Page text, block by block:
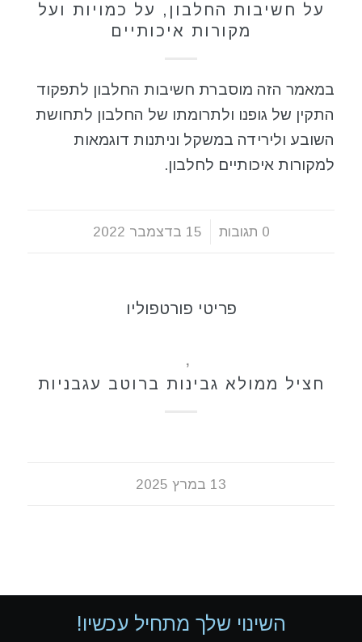
על חשיבות החלבון, על כמויות ועל
מקורות איכותיים
במאמר הזה מוסברת חשיבות החלבון לתפקוד
התקין של גופנו ולתרומתו של החלבון לתחושת
השובע ולירידה במשקל וניתנות דוגמאות
למקורות איכותיים לחלבון.
0 תגובות
/ 15 בדצמבר 2022
פריטי פורטפוליו
,
חציל ממולא גבינות ברוטב עגבניות
13 במרץ 2025
השינוי שלך מתחיל עכשיו!